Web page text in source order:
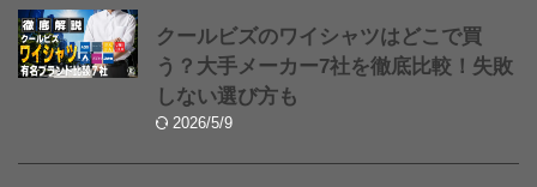
クールビズのワイシャツはどこで買
う？大手メーカー7社を徹底比較！失敗
しない選び方も
2026/5/9